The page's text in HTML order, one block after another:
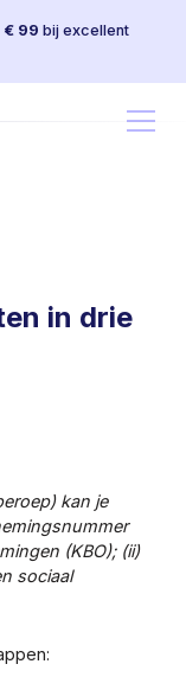
99 bij excellent
in drie
kan je
(KBO); (ii)
sociaal